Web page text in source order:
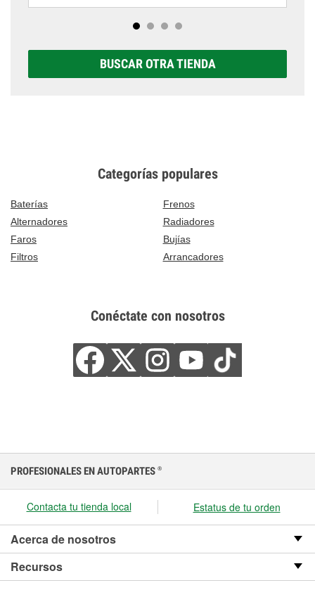
BUSCAR OTRA TIENDA
Categorías populares
Baterías
Frenos
Alternadores
Radiadores
Faros
Bujías
Filtros
Arrancadores
Conéctate con nosotros
PROFESIONALES EN AUTOPARTES ®
Contacta tu tienda local Estatus de tu orden
Acerca de nosotros
Recursos